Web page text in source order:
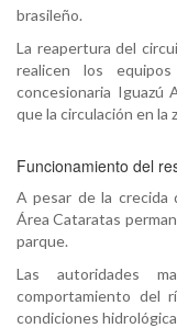
brasileño.
La reapertura del
realicen los
concesionaria Iguazú
que la circulación en la
Funcionamiento del
A pesar de la crecida
Área Cataratas
parque.
Las autoridades
comportamiento del
condiciones